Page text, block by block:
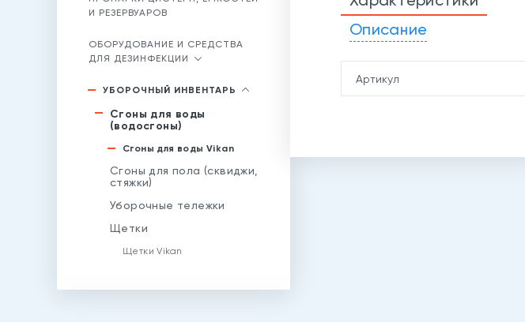
И РЕЗЕРВУАРОВ
ОБОРУДОВАНИЕ И СРЕДСТВА
ДЛЯ ДЕЗИНФЕКЦИИ
УБОРОЧНЫЙ ИНВЕНТАРЬ
Сгоны для воды
(водосгоны)
Сгоны для воды Vikan
Сгоны для пола (сквиджи,
стяжки)
Уборочные тележки
Щетки
Щетки Vikan
Описание
Артикул